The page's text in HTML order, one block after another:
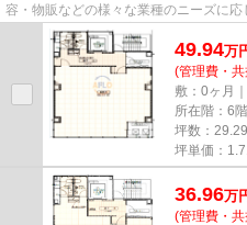
容・物販などの様々な業種のニーズに応
尚、弊社ではおとり広告は一切...
49.94万
(管理費・
敷：0ヶ月
所在階：6階
坪数：
坪単価：
36.96万
(管理費・